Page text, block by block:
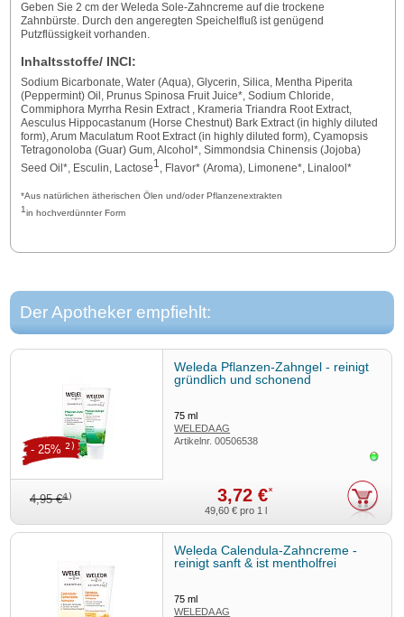
Geben Sie 2 cm der Weleda Sole-Zahncreme auf die trockene
Zahnbürste. Durch den angeregten Speichelfluß ist genügend
Putzflüssigkeit vorhanden.
Inhaltsstoffe/ INCI:
Sodium Bicarbonate, Water (Aqua), Glycerin, Silica, Mentha Piperita
(Peppermint) Oil, Prunus Spinosa Fruit Juice*, Sodium Chloride,
Commiphora Myrrha Resin Extract , Krameria Triandra Root Extract,
Aesculus Hippocastanum (Horse Chestnut) Bark Extract (in highly diluted
form), Arum Maculatum Root Extract (in highly diluted form), Cyamopsis
Tetragonoloba (Guar) Gum, Alcohol*, Simmondsia Chinensis (Jojoba)
Seed Oil*, Esculin, Lactose1 , Flavor* (Aroma), Limonene*, Linalool*
*Aus natürlichen ätherischen Ölen und/oder Pflanzenextrakten
1in hochverdünnter Form
Der Apotheker empfiehlt:
Weleda Pflanzen-Zahngel - reinigt
gründlich und schonend
75ml
WELEDA AG
Artikelnr.00506538
4,95 €4) 3,72 €*
- 25% 2)
49,60 € pro 1 l
Weleda Calendula-Zahncreme -
reinigt sanft & ist mentholfrei
75ml
WELEDA AG